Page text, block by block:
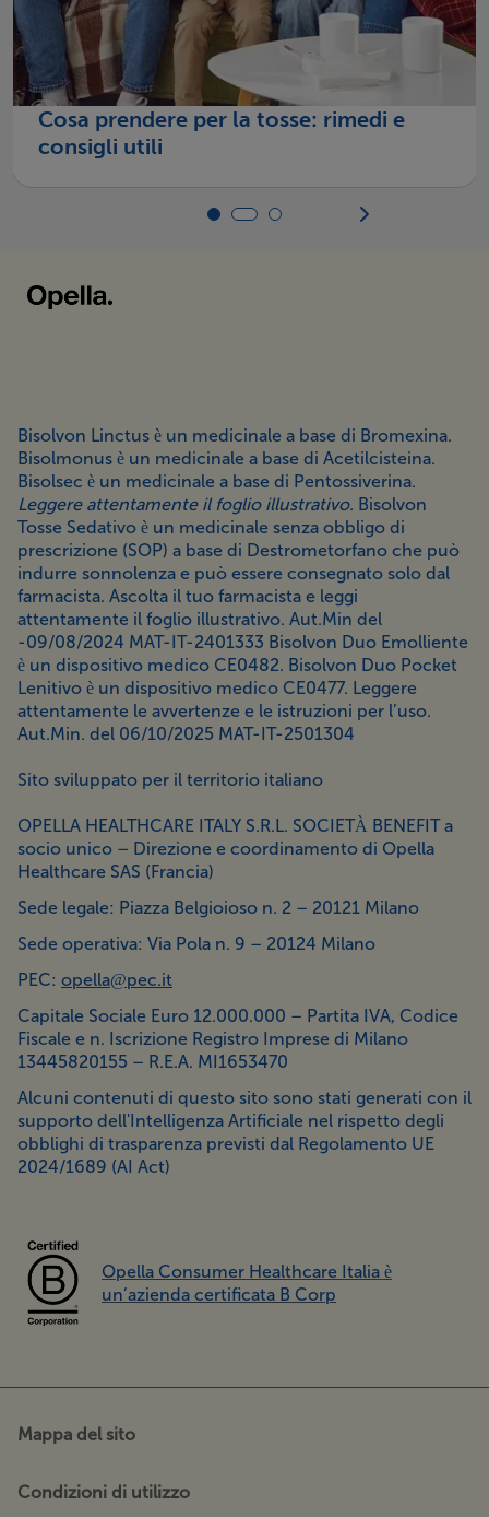
Cosa prendere per la tosse: rimedi e
consigli utili
Bisolvon Linctus è un medicinale a base di Bromexina.
Bisolmonus è un medicinale a base di Acetilcisteina.
Bisolsec è un medicinale a base di Pentossiverina.
Leggere attentamente il foglio illustrativo. Bisolvon
Tosse Sedativo è un medicinale senza obbligo di
prescrizione (SOP) a base di Destrometorfano che può
indurre sonnolenza e può essere consegnato solo dal
farmacista. Ascolta il tuo farmacista e leggi
attentamente il foglio illustrativo. Aut.Min del
-09/08/2024 MAT-IT-2401333 Bisolvon Duo Emolliente
è un dispositivo medico CE0482. Bisolvon Duo Pocket
Lenitivo è un dispositivo medico CE0477. Leggere
attentamente le avvertenze e le istruzioni per l’uso.
Aut.Min. del 06/10/2025 MAT-IT-2501304
Sito sviluppato per il territorio italiano
OPELLA HEALTHCARE ITALY S.R.L. SOCIETÀ BENEFIT a
socio unico – Direzione e coordinamento di Opella
Healthcare SAS (Francia)
Sede legale: Piazza Belgioioso n. 2 – 20121 Milano
Sede operativa: Via Pola n. 9 – 20124 Milano
PEC: opella@pec.it
Capitale Sociale Euro 12.000.000 – Partita IVA, Codice
Fiscale e n. Iscrizione Registro Imprese di Milano
13445820155 – R.E.A. MI1653470
Alcuni contenuti di questo sito sono stati generati con il
supporto dell'Intelligenza Artificiale nel rispetto degli
obblighi di trasparenza previsti dal Regolamento UE
2024/1689 (AI Act)
Opella Consumer Healthcare Italia è
un’azienda certificata B Corp
Mappa del sito
Condizioni di utilizzo